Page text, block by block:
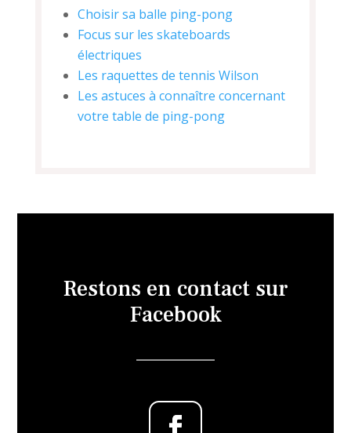
Choisir sa balle ping-pong
Focus sur les skateboards
électriques
Les raquettes de tennis Wilson
Les astuces à connaître concernant
votre table de ping-pong
Restons en contact sur
Facebook